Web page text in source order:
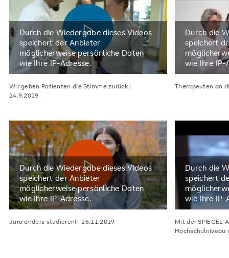
Durch die Wiedergabe dieses Videos
speichert der Anbieter
möglicherweise persönliche Daten
wie Ihre IP-Adresse.
Wir geben Patienten die Stimme zurück |
24.9.2019
Durch die
speichert
wie Ihre IP-
Therapeuten an
Durch die Wiedergabe dieses Videos
speichert der Anbieter
möglicherweise persönliche Daten
wie Ihre IP-Adresse.
Jura anders studieren! | 26.11.2019
Durch die
speichert
wie Ihre IP-
Mit der SPIEGEL-
Hochschulniveau